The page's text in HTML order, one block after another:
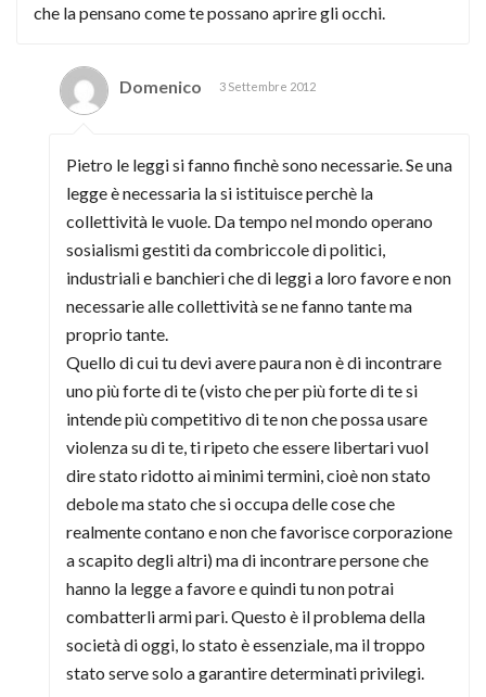
che la pensano come te possano aprire gli occhi.
Domenico 3 Settembre 2012
Pietro le leggi si fanno finchè sono necessarie. Se una
legge è necessaria la si istituisce perchè la
collettività le vuole. Da tempo nel mondo operano
sosialismi gestiti da combriccole di politici,
industriali e banchieri che di leggi a loro favore e non
necessarie alle collettività se ne fanno tante ma
proprio tante.
Quello di cui tu devi avere paura non è di incontrare
uno più forte di te (visto che per più forte di te si
intende più competitivo di te non che possa usare
violenza su di te, ti ripeto che essere libertari vuol
dire stato ridotto ai minimi termini, cioè non stato
debole ma stato che si occupa delle cose che
realmente contano e non che favorisce corporazione
a scapito degli altri) ma di incontrare persone che
hanno la legge a favore e quindi tu non potrai
combatterli armi pari. Questo è il problema della
società di oggi, lo stato è essenziale, ma il troppo
stato serve solo a garantire determinati privilegi.